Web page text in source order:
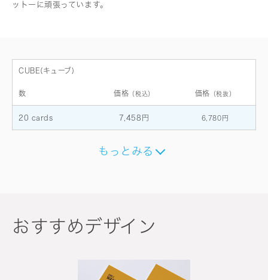
ットーに頑張っています。
CUBE(キューブ)
数 価格 （税込） 価格 （税抜）
20 cards 7,458円 6,780円
もっとみる
おすすめデザイン